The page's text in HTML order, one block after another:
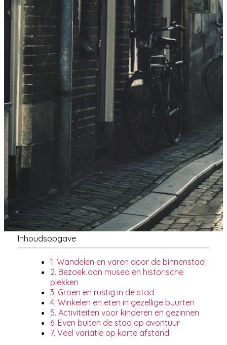
Inhoudsopgave
1. Wandelen en varen door de binnenstad
2. Bezoek aan musea en historische
plekken
3. Groen en rustig in de stad
4. Winkelen en eten in gezellige buurten
5. Activiteiten voor kinderen en gezinnen
6. Even buiten de stad op avontuur
7. Veel variatie op korte afstand